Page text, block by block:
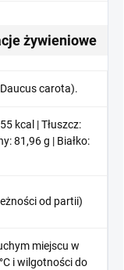
żywieniowe
carota).
kcal | Tłuszcz:
81,96 g | Białko:
od partii)
miejscu w
i wilgotności do